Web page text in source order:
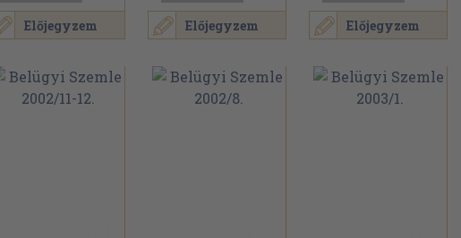
Előjegyzem Előjegyzem Előjegyzem